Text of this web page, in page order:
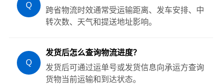
Q
跨省物流时效通常受运输距离、发车安排、中
转次数、天气和提送地址影响。
Q
发货后怎么查询物流进度？
发货后可通过运单号或发货信息向承运方查询
货物当前运输和到达状态。